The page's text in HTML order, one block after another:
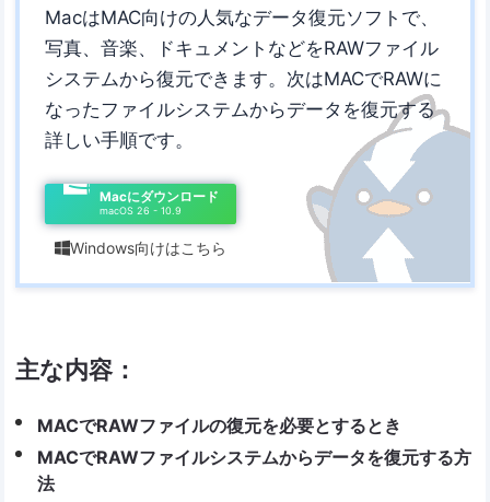
MacはMAC向けの人気なデータ復元ソフトで、
写真、音楽、ドキュメントなどをRAWファイル
システムから復元できます。次はMACでRAWに
なったファイルシステムからデータを復元する
詳しい手順です。
Macにダウンロード
macOS 26 - 10.9
Windows向けはこちら
主な内容：
MACでRAWファイルの復元を必要とするとき
MACでRAWファイルシステムからデータを復元する方
法